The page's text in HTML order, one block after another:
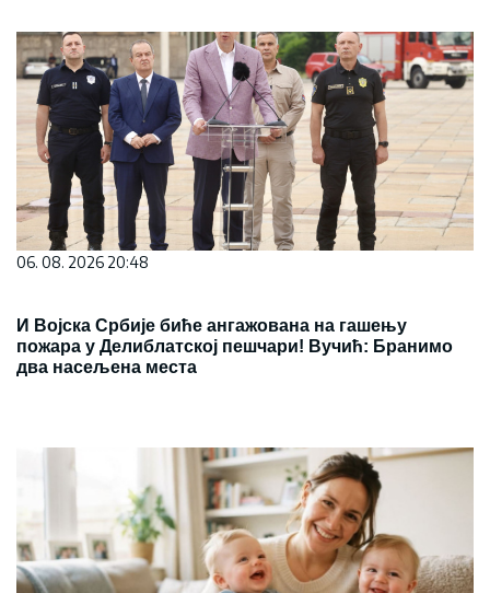
06. 08. 2026 20:48
И Војска Србије биће ангажована на гашењу
пожара у Делиблатској пешчари! Вучић: Бранимо
два насељена места